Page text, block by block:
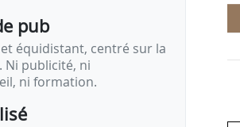
pub
équidistant, centré sur la
Ni publicité, ni
ni formation.